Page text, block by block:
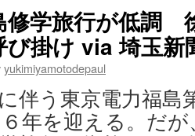
修学旅行が低調
び掛け via 埼玉新
yukimiyamotodepaul
伴う東京電力福島
年を迎える。だ